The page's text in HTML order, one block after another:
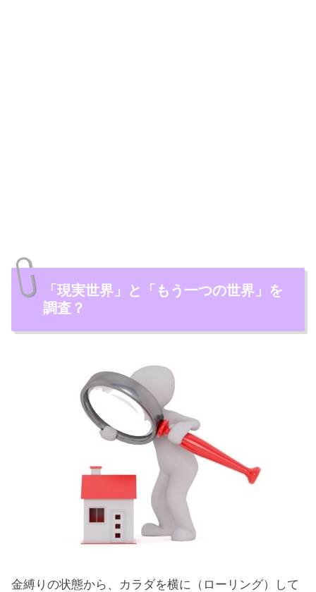
「現実世界」と「もう一つの世界」を
調査？
金縛りの状態から、カラダを横に（ローリング）して